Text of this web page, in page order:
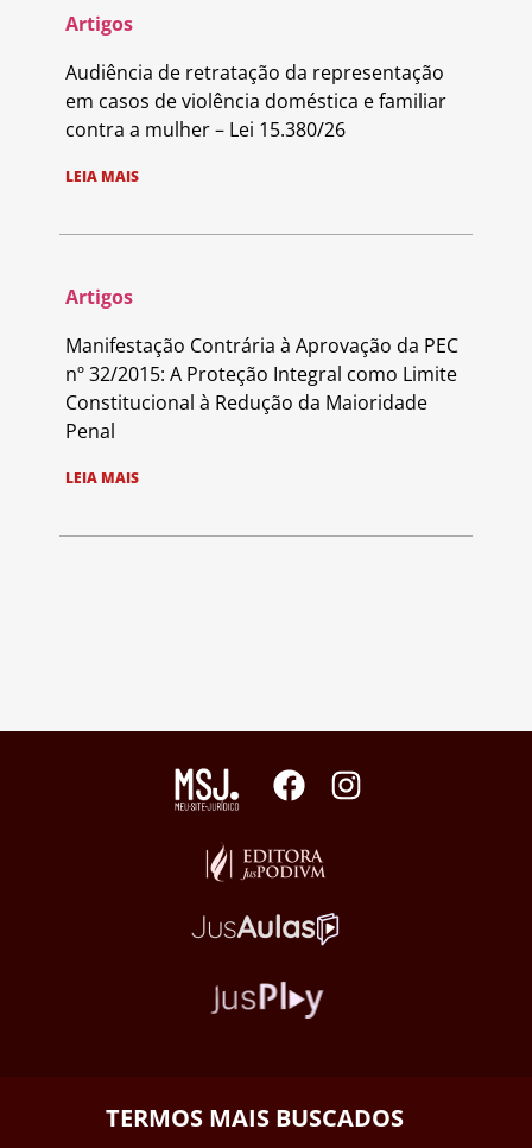
Artigos
Audiência de retratação da representação
em casos de violência doméstica e familiar
contra a mulher – Lei 15.380/26
LEIA MAIS
Artigos
Manifestação Contrária à Aprovação da PEC
nº 32/2015: A Proteção Integral como Limite
Constitucional à Redução da Maioridade
Penal
LEIA MAIS
TERMOS MAIS BUSCADOS